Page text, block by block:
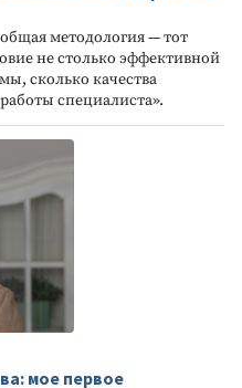
методология — тот
не столько эффективной
сколько качества
специалиста».
мое первое